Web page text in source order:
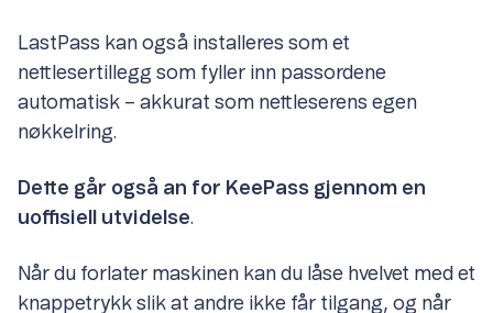
LastPass kan også installeres som et
nettlesertillegg som fyller inn passordene
automatisk – akkurat som nettleserens egen
nøkkelring.
Dette går også an for KeePass gjennom en
uoffisiell utvidelse.
Når du forlater maskinen kan du låse hvelvet med et
knappetrykk slik at andre ikke får tilgang, og når